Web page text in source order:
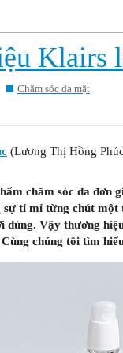
Klairs
Chăm sóc da mặt
(Lương Thị Hồng
chăm sóc da
sự tỉ mỉ từng chút
Vậy thương
chúng tôi tìm